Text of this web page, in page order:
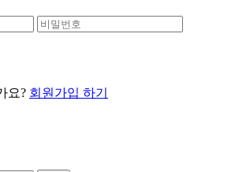
요? 회원가입 하기